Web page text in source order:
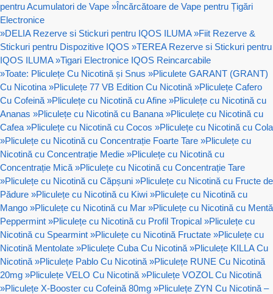
pentru Acumulatori de Vape »Încărcătoare de Vape pentru Țigări
Electronice
»DELIA Rezerve si Stickuri pentru IQOS ILUMA »Fiit Rezerve &
Stickuri pentru Dispozitive IQOS »TEREA Rezerve si Stickuri pentru
IQOS ILUMA »Tigari Electronice IQOS Reincarcabile
»Toate: Pliculețe Cu Nicotină și Snus »Pliculete GARANT (GRANT)
Cu Nicotina »Pliculețe 77 VB Edition Cu Nicotină »Pliculețe Cafero
Cu Cofeină »Pliculețe cu Nicotină cu Afine »Pliculețe cu Nicotină cu
Ananas »Pliculețe cu Nicotină cu Banana »Pliculețe cu Nicotină cu
Cafea »Pliculețe cu Nicotină cu Cocos »Pliculețe cu Nicotină cu Cola
»Pliculețe cu Nicotină cu Concentrație Foarte Tare »Pliculețe cu
Nicotină cu Concentrație Medie »Pliculețe cu Nicotină cu
Concentrație Mică »Pliculețe cu Nicotină cu Concentrație Tare
»Pliculețe cu Nicotină cu Căpșuni »Pliculețe cu Nicotină cu Fructe de
Pădure »Pliculețe cu Nicotină cu Kiwi »Pliculețe cu Nicotină cu
Mango »Pliculețe cu Nicotină cu Mar »Pliculețe cu Nicotină cu Mentă
Peppermint »Pliculețe cu Nicotină cu Profil Tropical »Pliculețe cu
Nicotină cu Spearmint »Pliculețe cu Nicotină Fructate »Pliculețe cu
Nicotină Mentolate »Pliculețe Cuba Cu Nicotină »Pliculețe KILLA Cu
Nicotină »Pliculețe Pablo Cu Nicotină »Pliculețe RUNE Cu Nicotină
20mg »Pliculețe VELO Cu Nicotină »Pliculețe VOZOL Cu Nicotină
»Pliculețe X-Booster cu Cofeină 80mg »Pliculețe ZYN Cu Nicotină –